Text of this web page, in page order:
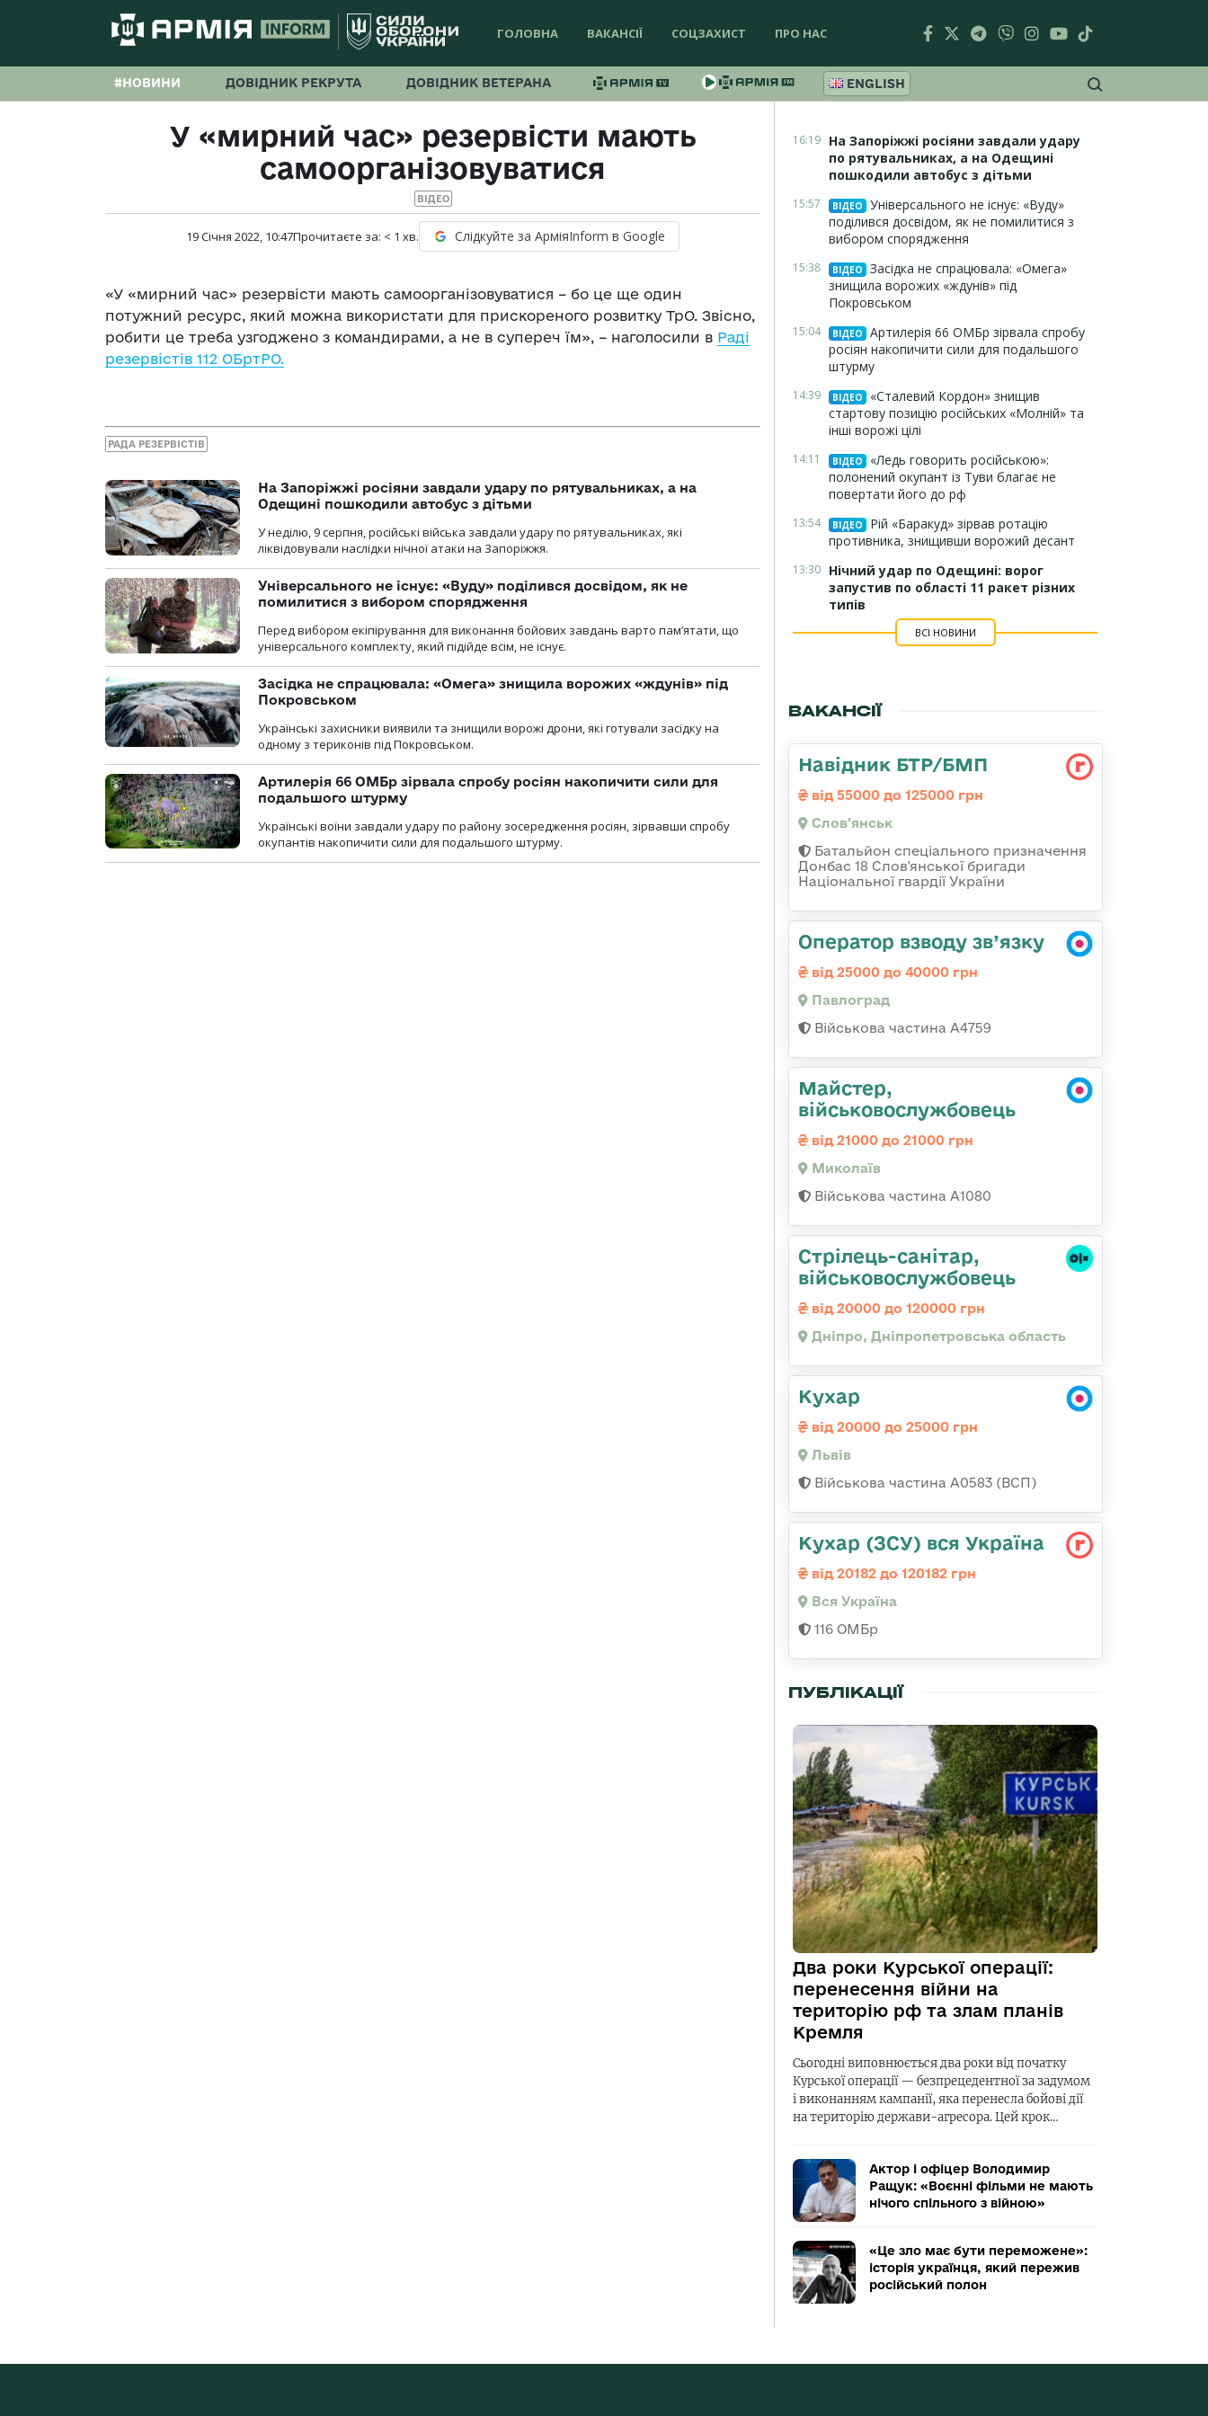
ГОЛОВНА ВАКАНСІЇ СОЦЗАХИСТ ПРО НАС
#НОВИНИ ДОВІДНИК РЕКРУТА ДОВІДНИК ВЕТЕРАНА ENGLISH
У «мирний час» резервісти мають
самоорганізовуватися
ВІДЕО
19 Січня 2022, 10:47Прочитаєте за: < 1 хв. Слідкуйте за АрміяInform в Google
«У «мирний час» резервісти мають самоорганізовуватися – бо це ще один
потужний ресурс, який можна використати для прискореного розвитку ТрО. Звісно,
робити це треба узгоджено з командирами, а не в супереч їм», – наголосили в Раді
резервістів 112 ОБртРО.
РАДА РЕЗЕРВІСТІВ
На Запоріжжі росіяни завдали удару по рятувальниках, а на
Одещині пошкодили автобус з дітьми
У неділю, 9 серпня, російські війська завдали удару по рятувальниках, які
ліквідовували наслідки нічної атаки на Запоріжжя.
Універсального не існує: «Вуду» поділився досвідом, як не
помилитися з вибором спорядження
Перед вибором екіпірування для виконання бойових завдань варто пам’ятати, що
універсального комплекту, який підійде всім, не існує.
Засідка не спрацювала: «Омега» знищила ворожих «ждунів» під
Покровськом
Українські захисники виявили та знищили ворожі дрони, які готували засідку на
одному з териконів під Покровськом.
Артилерія 66 ОМБр зірвала спробу росіян накопичити сили для
подальшого штурму
Українські воїни завдали удару по району зосередження росіян, зірвавши спробу
окупантів накопичити сили для подальшого штурму.
16:19 На Запоріжжі росіяни завдали удару
по рятувальниках, а на Одещині
пошкодили автобус з дітьми
15:57 ВІДЕО
Універсального не існує: «Вуду»
поділився досвідом, як не помилитися з
вибором спорядження
15:38 ВІДЕО
Засідка не спрацювала: «Омега»
знищила ворожих «ждунів» під
Покровськом
15:04 ВІДЕО
Артилерія 66 ОМБр зірвала спробу
росіян накопичити сили для подальшого
штурму
14:39 ВІДЕО
«Сталевий Кордон» знищив
стартову позицію російських «Молній» та
інші ворожі цілі
14:11 ВІДЕО
«Ледь говорить російською»:
полонений окупант із Туви благає не
повертати його до рф
13:54 ВІДЕО
Рій «Баракуд» зірвав ротацію
противника, знищивши ворожий десант
13:30 Нічний удар по Одещині: ворог
запустив по області 11 ракет різних
типів
ВСІ НОВИНИ
ВАКАНСІЇ
Навідник БТР/БМП
від 55000 до 125000 грн
Слов'янськ
Батальйон спеціального призначення
Донбас 18 Слов'янської бригади
Національної гвардії України
Оператор взводу зв’язку
від 25000 до 40000 грн
Павлоград
Військова частина А4759
Майстер,
військовослужбовець
від 21000 до 21000 грн
Миколаїв
Військова частина А1080
Стрілець-санітар,
військовослужбовець
від 20000 до 120000 грн
Дніпро, Дніпропетровська область
Кухар
від 20000 до 25000 грн
Львів
Військова частина А0583 (ВСП)
Кухар (ЗСУ) вся Україна
від 20182 до 120182 грн
Вся Україна
116 ОМБр
ПУБЛІКАЦІЇ
Два роки Курської операції:
перенесення війни на
територію рф та злам планів
Кремля
Сьогодні виповнюється два роки від початку
Курської операції — безпрецедентної за задумом
і виконанням кампанії, яка перенесла бойові дії
на територію держави-агресора. Цей крок…
Актор і офіцер Володимир
Ращук: «Воєнні фільми не мають
нічого спільного з війною»
«Це зло має бути переможене»:
історія українця, який пережив
російський полон